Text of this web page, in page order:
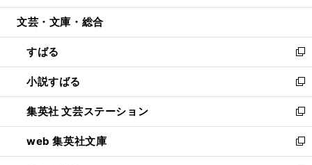
開
ウ
開
く
ン
ウ
で
開
く
ウ
ン
ド
ウ
で
開
く
文芸・文庫・総合
すばる
新
し
い
ウ
ィ
ン
ド
ウ
小説すばる
新
し
い
ウ
ィ
ン
集英社 文芸ステーション
新
し
い
ウ
web 集英社文庫
新
し